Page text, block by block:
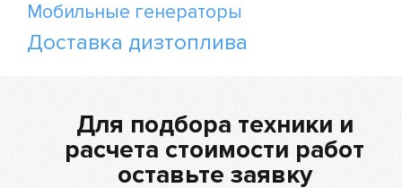
Мобильные генераторы
Доставка дизтоплива
Для подбора техники и
расчета стоимости работ
оставьте заявку